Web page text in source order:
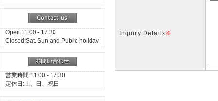
Open:11:00 - 17:30
Closed:Sat, Sun and Public holiday
営業時間:11:00 - 17:30
定休日:土、日、祝日
Inquiry Details※